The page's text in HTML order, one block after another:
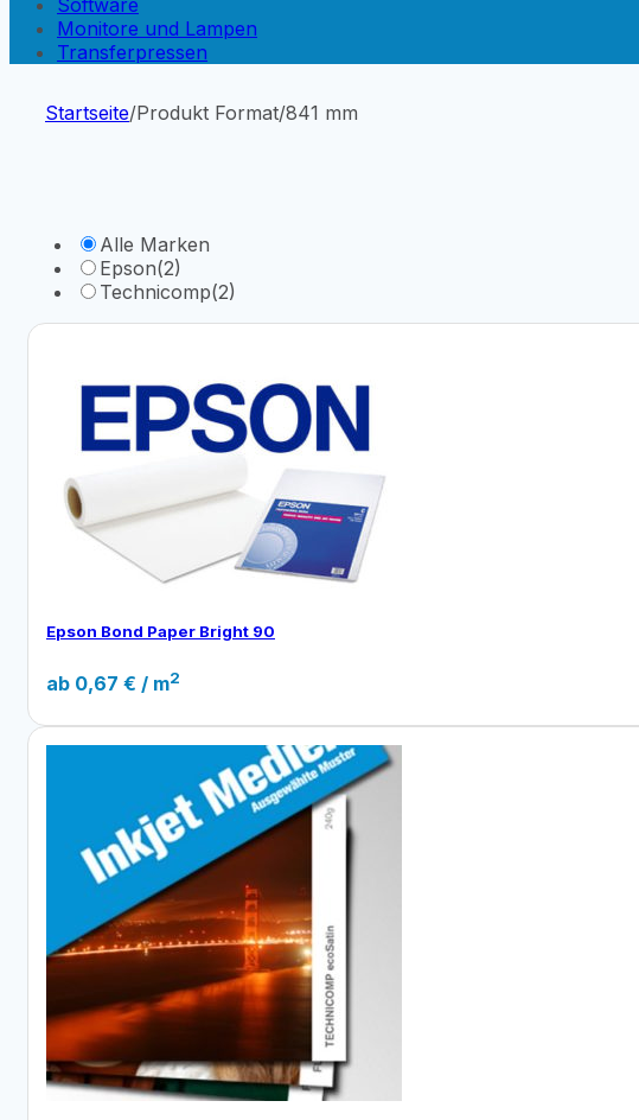
Software
Monitore und Lampen
Transferpressen
Startseite/Produkt Format/841 mm
Alle Marken
Epson(2)
Technicomp(2)
Epson Bond Paper Bright 90
ab 0,67 € / m2